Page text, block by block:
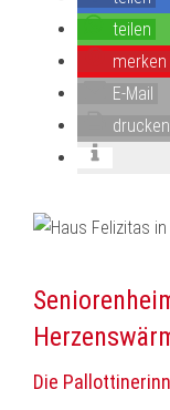
teilen
merken
E-Mail
drucken
Die